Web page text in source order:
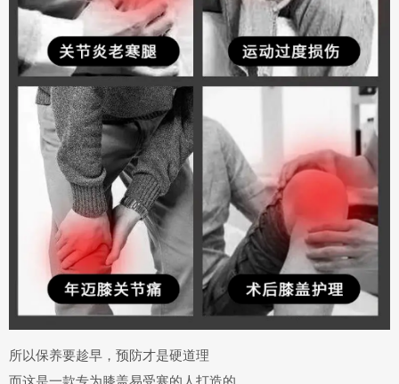
所以保养要趁早，预防才是硬道理
而这是一款专为膝盖易受寒的人打造的，